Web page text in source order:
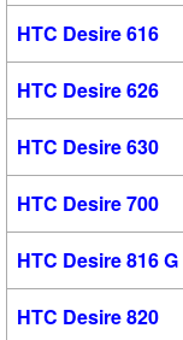
HTC Desire 616
HTC Desire 626
HTC Desire 630
HTC Desire 700
HTC Desire 816 G
HTC Desire 820